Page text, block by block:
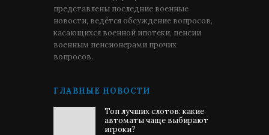
представлены последние военные
новости, ведётся обсуждение вопросов,
касающихся военной ипотеки, пенсии
военным пенсионерами прочих
вопросов.
ГЛАВНЫЕ НОВОСТИ
Топ лучших слотов: какие
автоматы чаще выбирают
игроки?